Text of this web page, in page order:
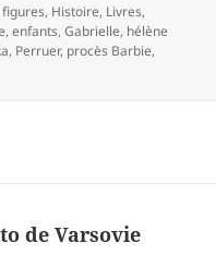
figures, Histoire, Livres,
,enfants,Gabrielle, hélène
, Perruer, procès Barbie,
de Varsovie